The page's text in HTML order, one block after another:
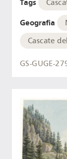
Tags
Geografia
Cascate
GS-GUGE-